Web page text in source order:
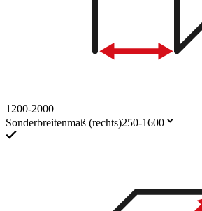
1200-2000
Sonderbreitenmaß (rechts)250-1600